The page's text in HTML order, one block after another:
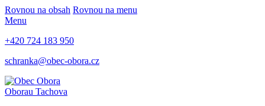
Rovnou na obsah Rovnou na menu
Menu
+420 724 183 950
schranka@obec-obora.cz
Oborau Tachova